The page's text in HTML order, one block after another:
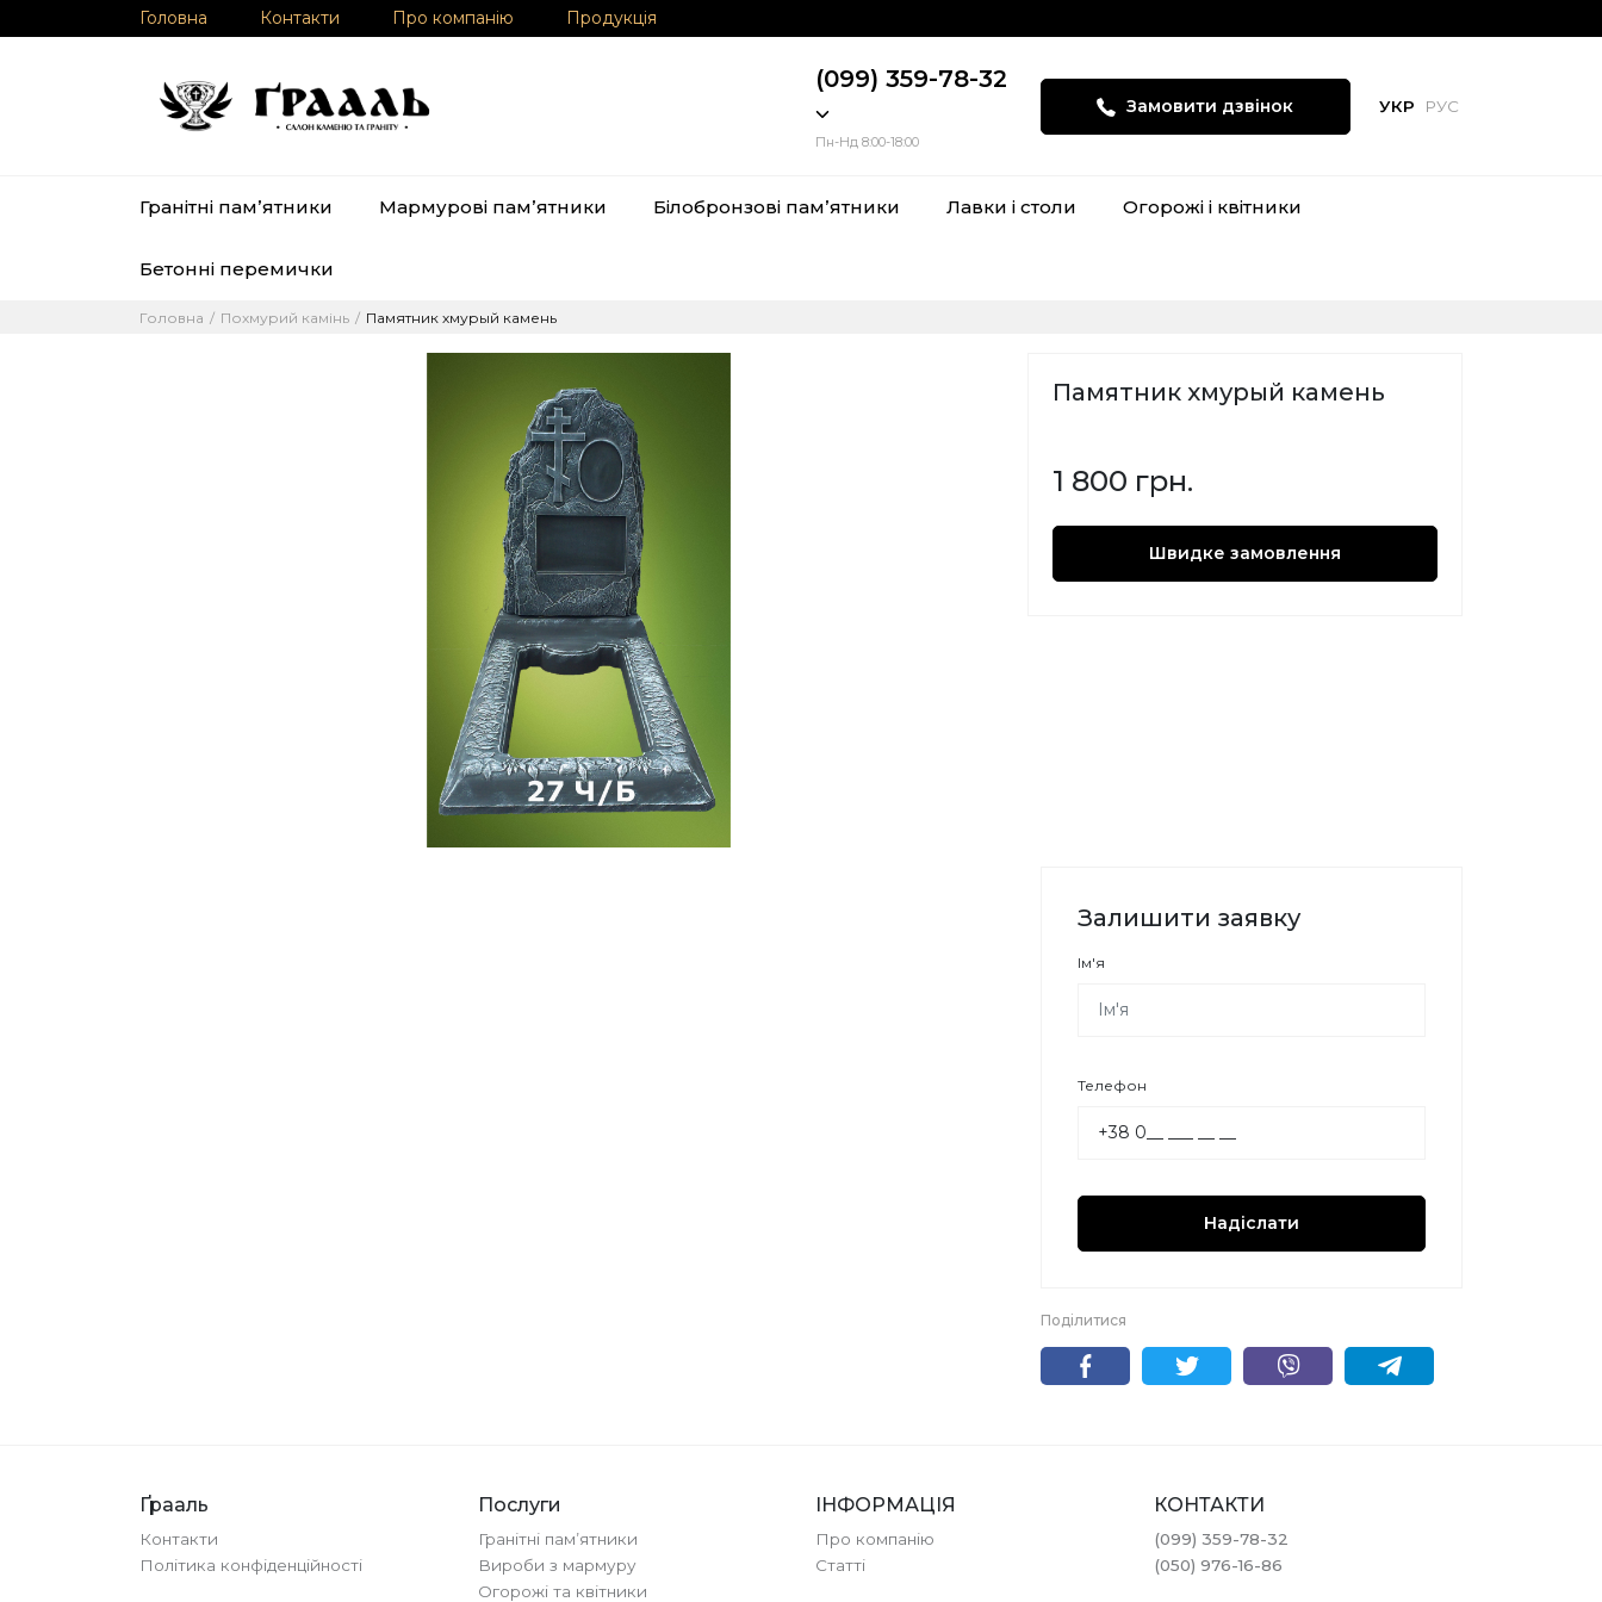
Головна Контакти Про компанію Продукція
(099) 359-78-32
Пн-Нд 8:00-18:00
Замовити дзвінок УКР РУС
Гранітні памʼятники Мармурові памʼятники Білобронзові памʼятники Лавки і столи Огорожі і квітники
Бетонні перемички
Головна Похмурий камінь Памятник хмурый камень
Памятник хмурый камень
1 800 грн.
Швидке замовлення
Залишити заявку
Ім'я
Телефон
Надіслати
Поділитися
Ґрааль
Контакти
Політика конфіденційності
Послуги
Гранітні памʼятники
Вироби з мармуру
Огорожі та квітники
ІНФОРМАЦІЯ
Про компанію
Cтатті
КОНТАКТИ
(099) 359-78-32
(050) 976-16-86